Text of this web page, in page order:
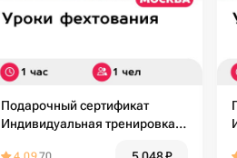
Подарочный сертификат
Индивидуальная тренировка